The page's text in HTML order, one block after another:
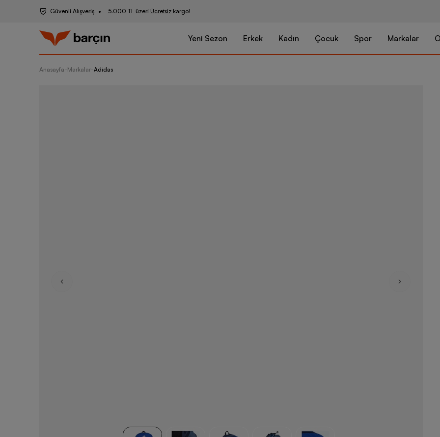
Güvenli Alışveriş 5.000 TL üzeri Ücretsiz kargo!
Yeni Sezon Erkek Kadın Çocuk Spor Markalar
Anasayfa-Markalar-Adidas
adidas